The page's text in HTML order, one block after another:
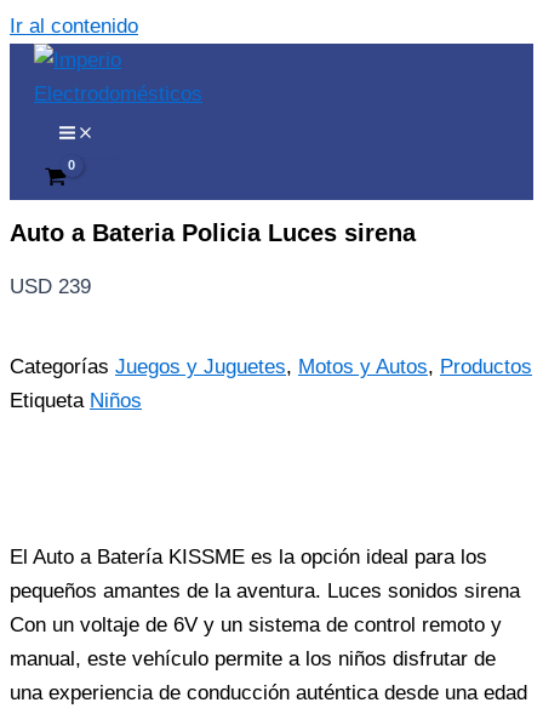
Ir al contenido
Auto a Bateria Policia Luces sirena
USD 239
Categorías Juegos y Juguetes, Motos y Autos, Productos
Etiqueta Niños
El Auto a Batería KISSME es la opción ideal para los
pequeños amantes de la aventura. Luces sonidos sirena
Con un voltaje de 6V y un sistema de control remoto y
manual, este vehículo permite a los niños disfrutar de
una experiencia de conducción auténtica desde una edad